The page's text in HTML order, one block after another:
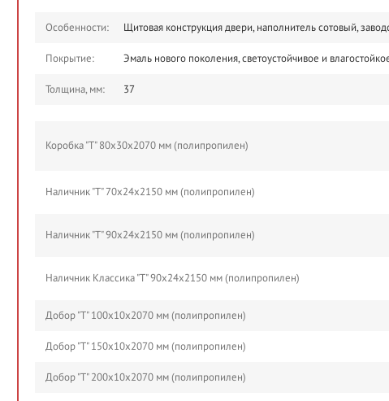
Особенности: Щитовая конструкция двери, наполнитель сотовый,
Покрытие: Эмаль нового поколения, светоустойчивое и
Толщина, мм: 37
Коробка "Т" 80х30х2070 мм (полипропилен)
Наличник "Т" 70х24х2150 мм (полипропилен)
Наличник "Т" 90х24х2150 мм (полипропилен)
Наличник Классика "Т" 90х24х2150 мм (полипропилен)
Добор "Т" 100х10х2070 мм (полипропилен)
Добор "Т" 150х10х2070 мм (полипропилен)
Добор "Т" 200х10х2070 мм (полипропилен)